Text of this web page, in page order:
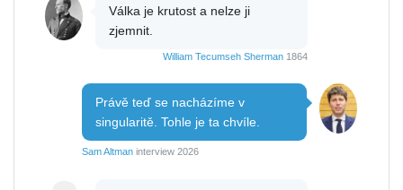
Válka je krutost a nelze ji
zjemnit.
William Tecumseh Sherman 1864
Právě teď se nacházíme v
singularitě. Tohle je ta chvíle.
Sam Altman interview 2026